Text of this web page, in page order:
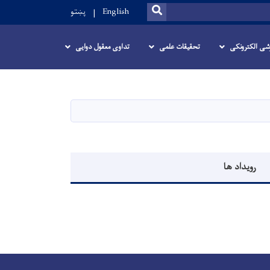
SEARCH
English پښتو
الکترونکی تحقیقات علمی تداوی معقول دوایی
رویداد ها